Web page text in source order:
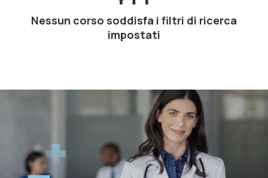
Nessun corso soddisfa i filtri di ricerca
impostati